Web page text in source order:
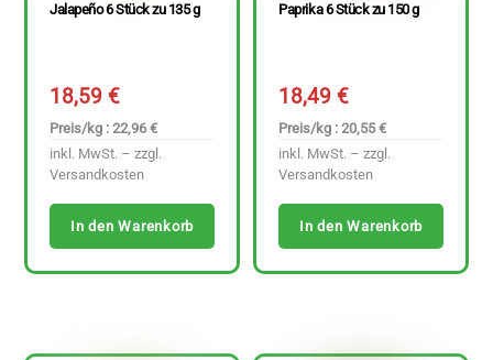
Jalapeño 6 Stück zu 135 g
18,59€
Preis/kg : 22,96 €
inkl. MwSt. – zzgl.
Versandkosten
In den Warenkorb
Paprika 6 Stück zu 150 g
18,49€
Preis/kg : 20,55 €
inkl. MwSt. – zzgl.
Versandkosten
In den Warenkorb